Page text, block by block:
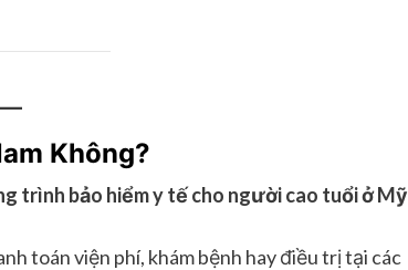
Không?
trình bảo hiểm y tế cho người cao tuổi ở Mỹ
toán viện phí, khám bệnh hay điều trị tại các